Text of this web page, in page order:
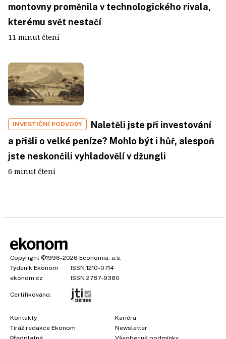
montovny proměnila v technologického rivala,
kterému svět nestačí
11 minut čtení
INVESTIČNÍ PODVODY
Naletěli jste při investování
a přišli o velké peníze? Mohlo být i hůř, alespoň
jste neskončili vyhladovělí v džungli
6 minut čtení
Copyright ©1996-2026 Economia, a.s.
Týdeník Ekonom
ISSN 1210-0714
ekonom.cz
ISSN 2787-9380
Certifikováno:
Kontakty
Tiráž redakce Ekonom
Kariéra
Newsletter